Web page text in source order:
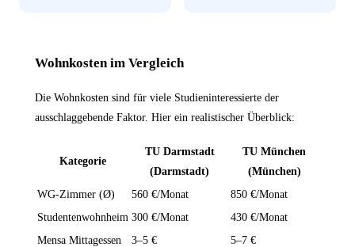
Wohnkosten im Vergleich
Die Wohnkosten sind für viele Studieninteressierte der
ausschlaggebende Faktor. Hier ein realistischer Überblick:
Kategorie
TU Darmstadt
(Darmstadt)
TU München
(München)
WG-Zimmer (Ø)
560 €/Monat
850 €/Monat
Studentenwohnheim 300 €/Monat
430 €/Monat
Mensa Mittagessen
3–5 €
5–7 €